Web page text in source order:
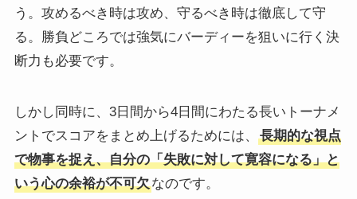
う。攻めるべき時は攻め、守るべき時は徹底して守
る。勝負どころでは強気にバーディーを狙いに行く決
断力も必要です。
しかし同時に、3日間から4日間にわたる長いトーナメ
ントでスコアをまとめ上げるためには、
長期的な視点
で物事を捉え、自分の「失敗に対して寛容になる」と
いう心の余裕が不可欠なのです。